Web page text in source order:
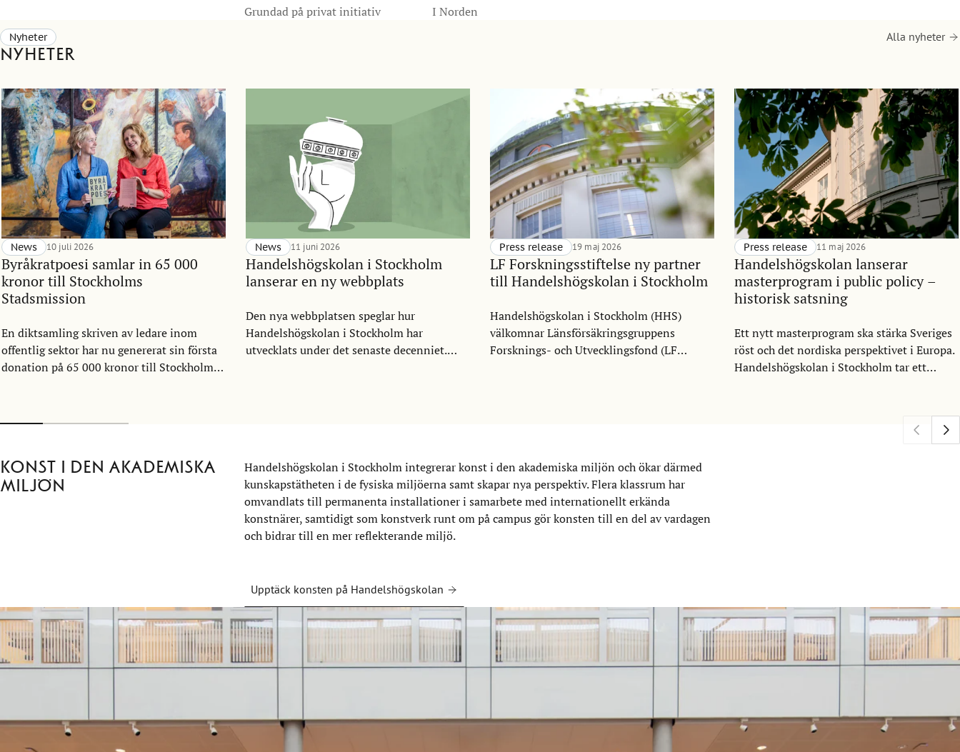
Grundad på privat initiativ I Norden
Nyheter
Nyheter
Alla nyheter
Byråkratpoesi samlar in 65 000
kronor till Stockholms
Stadsmission
News 10 juli 2026
En diktsamling skriven av ledare inom
offentlig sektor har nu genererat sin första
donation på 65 000 kronor till Stockholms
göra avtryck långt utanför klassrummet.
Handelshögskolan i Stockholm
lanserar en ny webbplats
News 11 juni 2026
Den nya webbplatsen speglar hur
Handelshögskolan i Stockholm har
utvecklats under det senaste decenniet.
LF Forskningsstiftelse ny partner
till Handelshögskolan i Stockholm
Press release 19 maj 2026
Handelshögskolan i Stockholm (HHS)
välkomnar Länsförsäkringsgruppens
Forsknings- och Utvecklingsfond (LF
komplexitet.
Handelshögskolan lanserar
masterprogram i public policy –
historisk satsning
Press release 11 maj 2026
Ett nytt masterprogram ska stärka Sveriges
röst och det nordiska perspektivet i Europa.
Handelshögskolan i Stockholm tar ett
och policy. Master in Public Policy (MPP),
Konst i den akademiska
miljön
Handelshögskolan i Stockholm integrerar konst i den akademiska miljön och ökar därmed
kunskapstätheten i de fysiska miljöerna samt skapar nya perspektiv. Flera klassrum har
omvandlats till permanenta installationer i samarbete med internationellt erkända
konstnärer, samtidigt som konstverk runt om på campus gör konsten till en del av vardagen
och bidrar till en mer reflekterande miljö.
Upptäck konsten på Handelshögskolan